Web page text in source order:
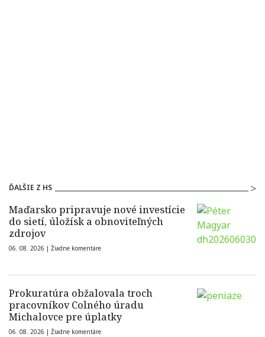
ĎALŠIE Z HS
Maďarsko pripravuje nové investície
do sietí, úložísk a obnoviteľných
zdrojov
06. 08. 2026 | Žiadne komentáre
Prokuratúra obžalovala troch
pracovníkov Colného úradu
Michalovce pre úplatky
06. 08. 2026 | Žiadne komentáre